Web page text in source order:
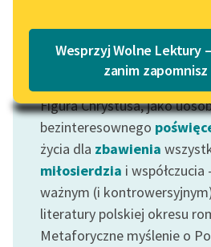
Lektury szkolne i klasyka
literatury do słuchania dla
uczennic i uczniów z
niepełnosprawnościami
E-kolekcja lektur
szkolnych i literatury do
słuchania dla uczennic i
uczniów z
niepełnosprawnościami
Wesprzyj Wolne Lektury
zanim zapomnisz
Motyw: Chrystus
Figura Chrystusa, jako
bezinteresownego
życia dla zbawienia
miłosierdzia i
ważnym (i
literatury polskiej okresu
Metaforyczne myślenie o